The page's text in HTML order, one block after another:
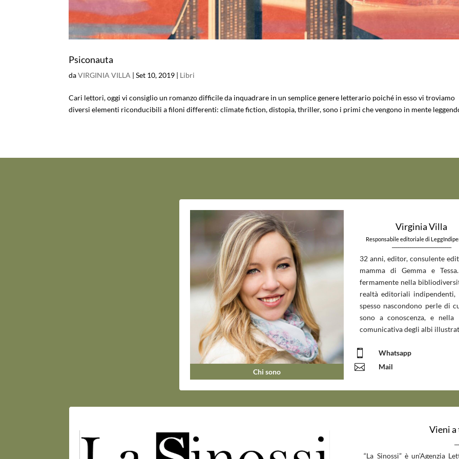
Psiconauta
daVIRGINIA VILLA |Set 10, 2019 | Libri
Cari lettori, oggi vi consiglio un romanzo difficile da inquadrare in un semplice genere letterario poiché in esso vi troviamo
diversi elementi riconducibili a filoni differenti: climate fiction, distopia, thriller, sono i primi che vengono in mente
Chi sono
Virginia Villa
Responsabile editoriale di
32 anni, editor, consulente
mamma di Gemma e
fermamente nella
realtà editoriali indipendenti,
spesso nascondono perle di
sono a conoscenza, e nella
comunicativa degli albi
 Whatsapp
 Mail
Vieni
“La Sinossi” è un’Agenzia